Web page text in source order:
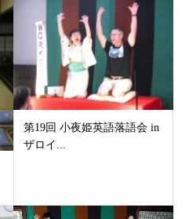
第19回 小夜姫英語落語会 in
ザロイ...